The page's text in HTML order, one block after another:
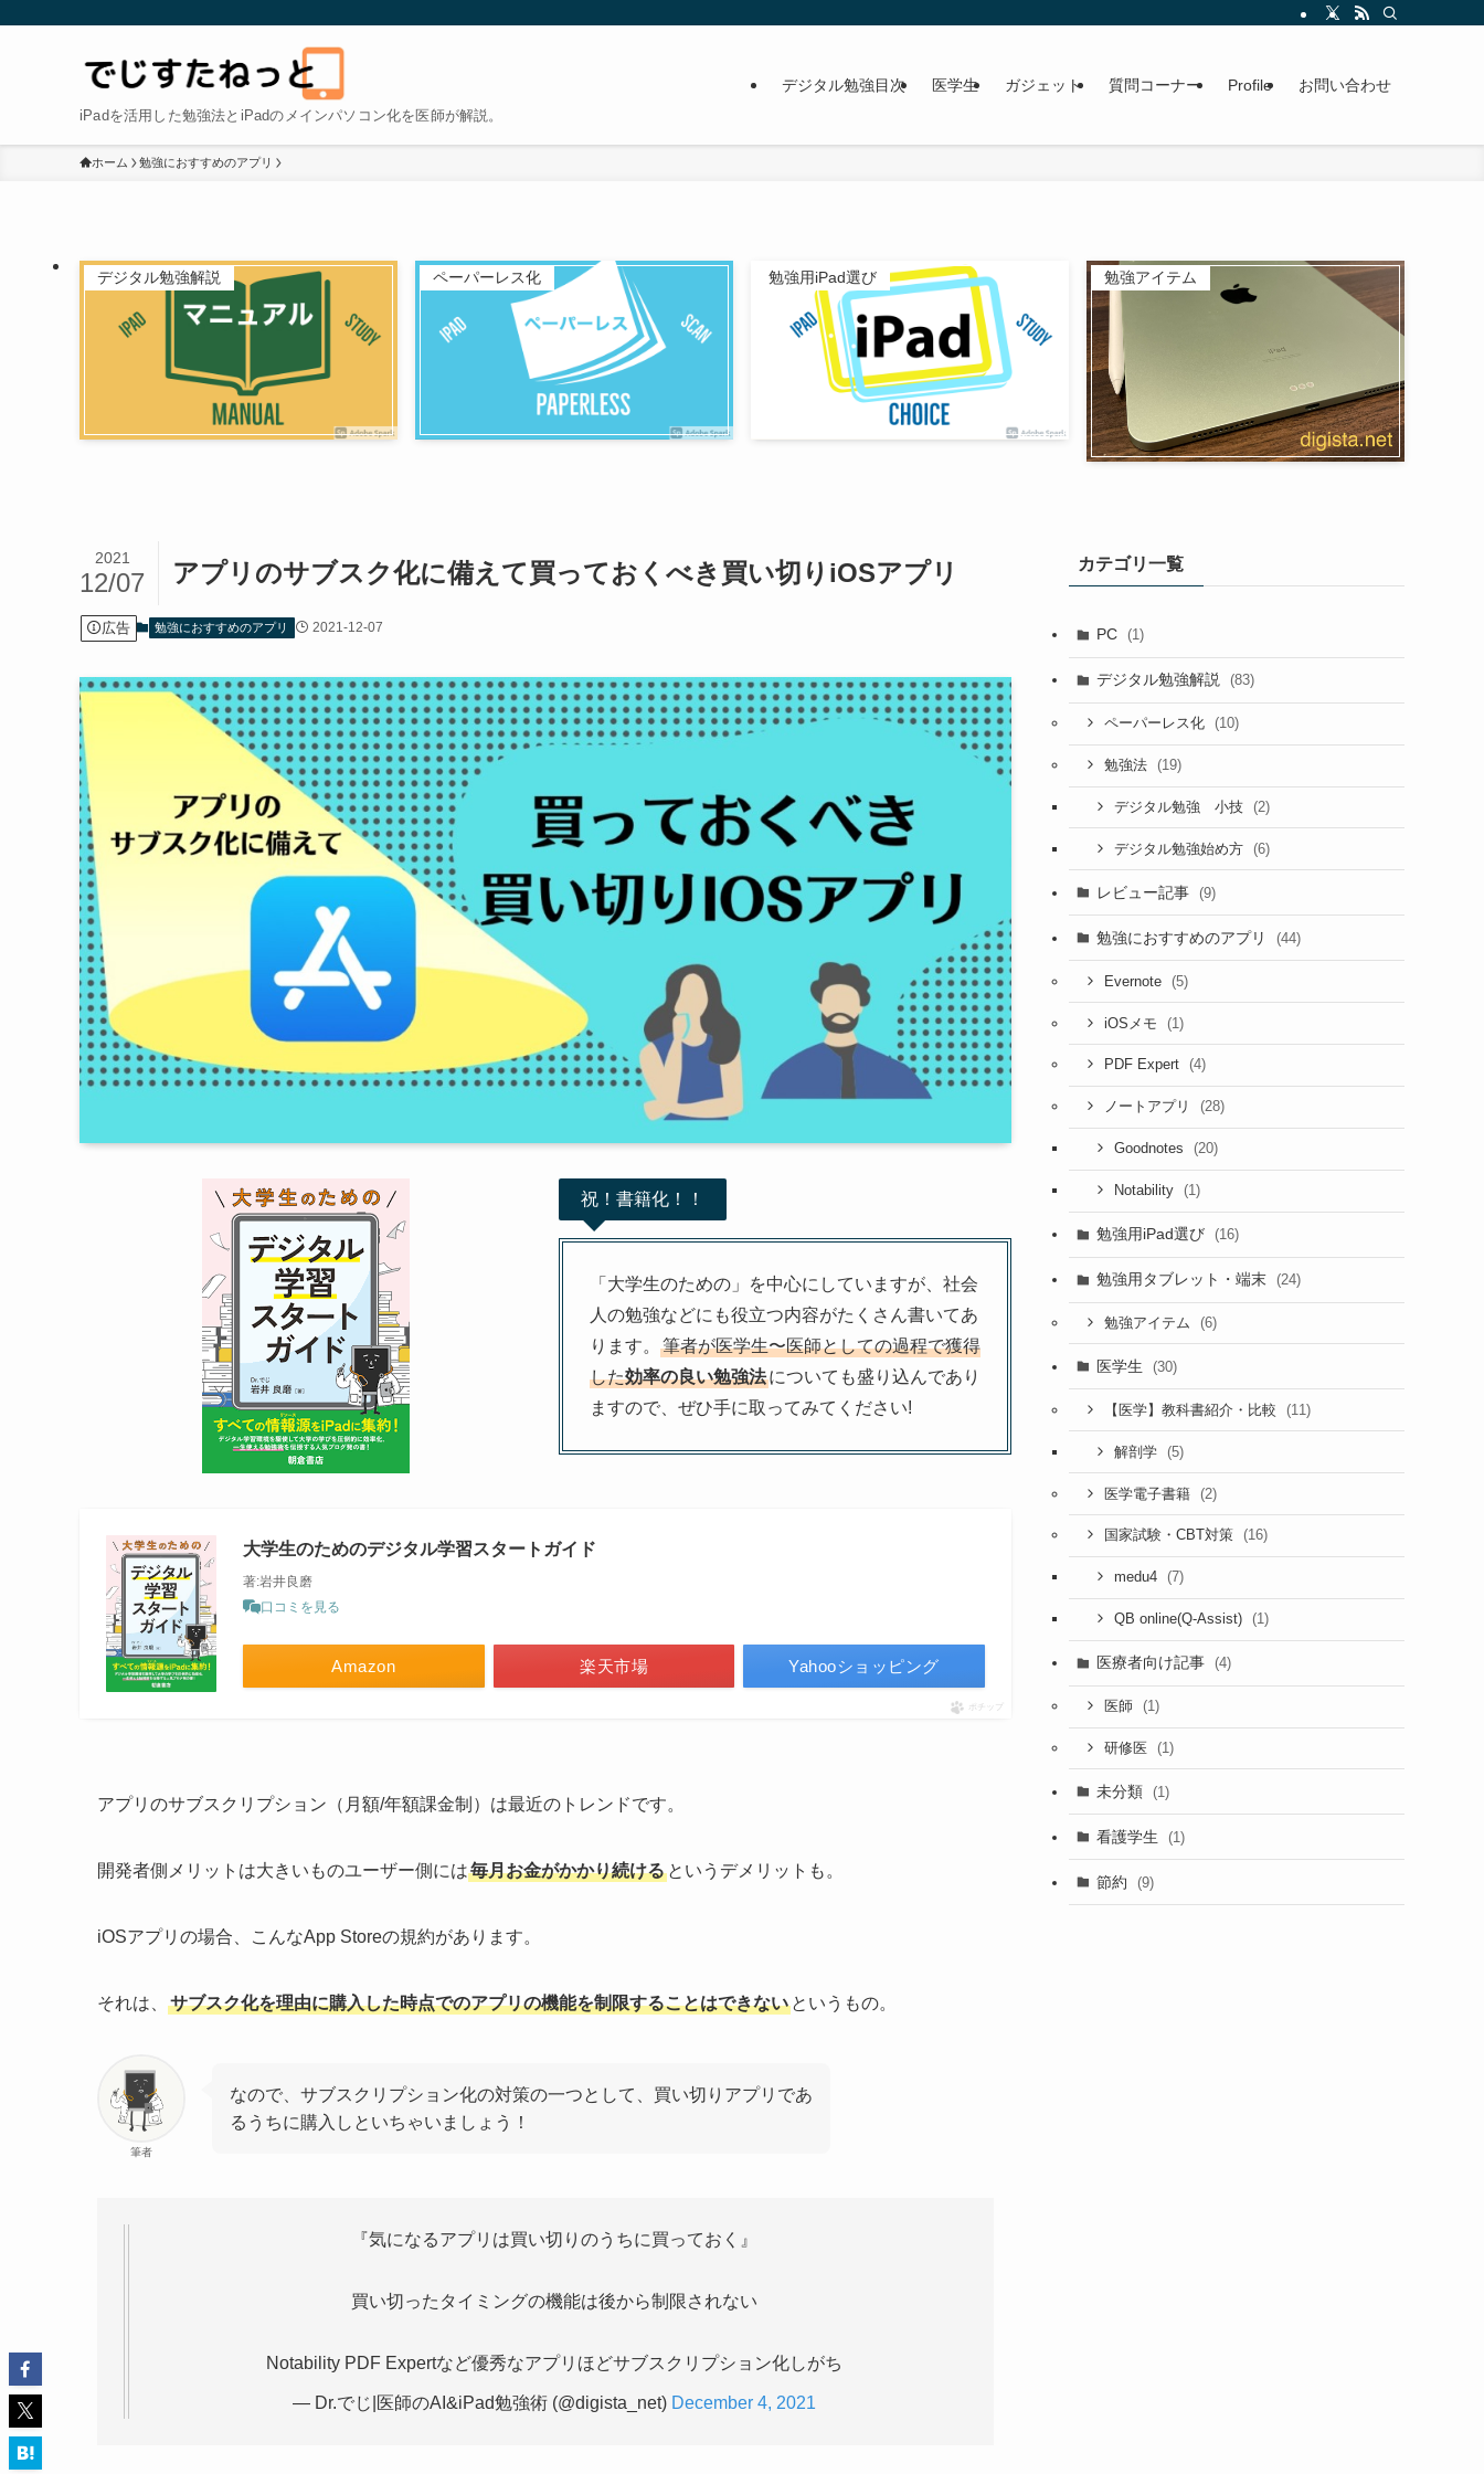
iPadを活用した勉強法とiPadのメインパソコン化を医師が解説。
デジタル勉強目次 医学生 ガジェット 質問コーナー Profile お問い合わせ
ホーム 勉強におすすめのアプリ
デジタル勉強解説 ペーパーレス化 勉強用iPad選び 勉強アイテム
アプリのサブスク化に備えて買っておくべき買い切りiOSアプリ
2021
12/07
広告 勉強におすすめのアプリ 2021-12-07
祝！書籍化！！
「大学生のための」を中心にしていますが、社会
人の勉強などにも役立つ内容がたくさん書いてあ
ります。
筆者が医学生〜医師としての過程で獲得
した効率の良い勉強法についても盛り込んであり
ますので、ぜひ手に取ってみてください!
大学生のためのデジタル学習スタートガイド
著:岩井良磨
口コミを見る
Amazon 楽天市場 Yahooショッピング
ポチップ
アプリのサブスクリプション（月額/年額課金制）は最近のトレンドです。
開発者側メリットは大きいものユーザー側には毎月お金がかかり続ける というデメリットも。
iOSアプリの場合、こんなApp Storeの規約があります。
それは、 サブスク化を理由に購入した時点でのアプリの機能を制限することはできない というもの。
筆者
なので、サブスクリプション化の対策の一つとして、買い切りアプリであ
るうちに購入しといちゃいましょう！
『気になるアプリは買い切りのうちに買っておく』
買い切ったタイミングの機能は後から制限されない
Notability PDF Expertなど優秀なアプリほどサブスクリプション化しがち
— Dr.でじ|医師のAI&iPad勉強術 (@digista_net) December 4, 2021
カテゴリ一覧
PC (1)
デジタル勉強解説 (83)
ペーパーレス化 (10)
勉強法 (19)
デジタル勉強 小技 (2)
デジタル勉強始め方 (6)
レビュー記事 (9)
勉強におすすめのアプリ (44)
Evernote (5)
iOSメモ (1)
PDF Expert (4)
ノートアプリ (28)
Goodnotes (20)
Notability (1)
勉強用iPad選び (16)
勉強用タブレット・端末 (24)
勉強アイテム (6)
医学生 (30)
【医学】教科書紹介・比較 (11)
解剖学 (5)
医学電子書籍 (2)
国家試験・CBT対策 (16)
medu4 (7)
QB online(Q-Assist) (1)
医療者向け記事 (4)
医師 (1)
研修医 (1)
未分類 (1)
看護学生 (1)
節約 (9)